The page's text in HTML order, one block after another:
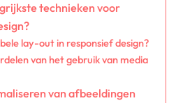
technieken voor
lay-out in responsief design?
van het gebruik van media
van afbeeldingen